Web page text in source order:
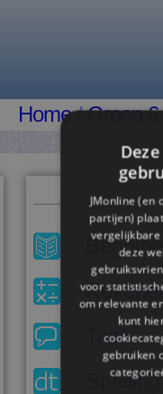
Home/Groep 6
Taal
Spelling
JMonline (en
partijen)
vergelijkbare
deze
voor
om relevante
kunt
gebruiken